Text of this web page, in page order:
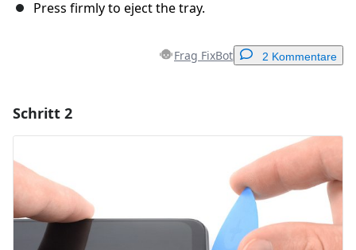
Press firmly to eject the tray.
Frag FixBot 2 Kommentare
Abbrechen Kommentieren
Schritt 2